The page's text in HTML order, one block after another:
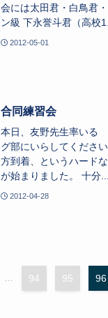
会には太田君・白鳥君
ン級 下永誉斗君（高校
2012-05-01
合同練習会
本日、友野先生率いる
グ部にいらしてくださ
方到着、というハード
が始まりました。 十分...
2012-04-28
94 95 96